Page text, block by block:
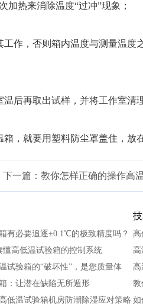
热来消除温度“过冲”现象；
，否则箱内温度与测量温度
再取出试样，并将工作室清
就要用塑料防尘罩盖住，放在
下一篇： 教你怎样正确的操作高
有必要追逐±0.1℃的极致精度吗？
懂高低温试验箱的控制系统
试验箱的“破坏性”，是您质量体
：让潜在缺陷无所遁形
低温试验箱机房防潮除湿应对策略
教
如